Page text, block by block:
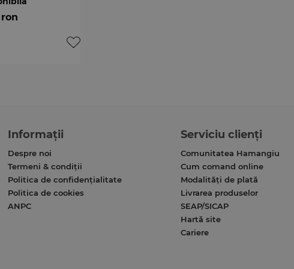
Informații
Despre noi
Termeni & condiții
Politica de confidențialitate
Politica de cookies
ANPC
Serviciu clienți
Comunitatea Hamangiu
Cum comand online
Modalități de plată
Livrarea produselor
SEAP/SICAP
Hartă site
Cariere